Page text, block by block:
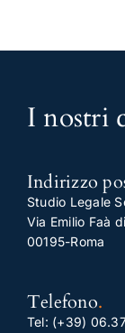
I nostri
Indirizzo
Studio Legale
Via Emilio Faà
00195-Roma
Telefono.
Tel: (+39)